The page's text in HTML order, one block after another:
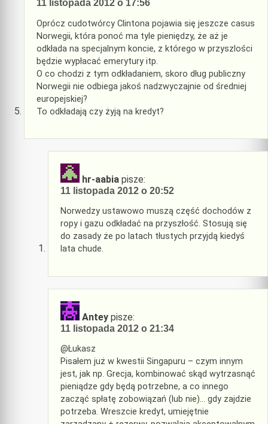
11 listopada 2012 o 17:56
Oprócz cudotwórcy Clintona pojawia się jeszcze casus
Norwegii, która ponoć ma tyle pieniędzy, że aż je
odkłada na specjalnym koncie, z którego w przyszlości
będzie wypłacać emerytury itp.
O co chodzi z tym odkładaniem, skoro dług publiczny
Norwegii nie odbiega jakoś nadzwyczajnie od średniej
europejskiej?
To odkładają czy żyją na kredyt?
hr-aabia pisze:
11 listopada 2012 o 20:52
Norwedzy ustawowo muszą część dochodów z
ropy i gazu odkładać na przyszłość. Stosują się
do zasady że po latach tłustych przyjdą kiedyś
lata chude.
Antey pisze:
11 listopada 2012 o 21:34
@Łukasz
Pisałem już w kwestii Singapuru – czym innym
jest, jak np. Grecja, kombinować skąd wytrzasnąć
pieniądze gdy będą potrzebne, a co innego
zacząć spłatę zobowiązań (lub nie)… gdy zajdzie
potrzeba. Wreszcie kredyt, umiejętnie